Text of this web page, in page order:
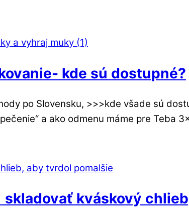
kde sú dostupné?
po Slovensku, >>>kde všade sú
a ako odmenu máme pre Teba
kváskový